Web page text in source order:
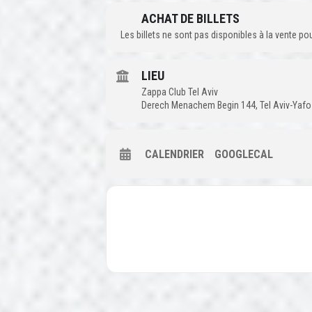
ACHAT DE BILLETS
Les billets ne sont pas disponibles à la vente
LIEU
Zappa Club Tel Aviv
Derech Menachem Begin 144, Tel Aviv-Yafo
CALENDRIER GOOGLECAL